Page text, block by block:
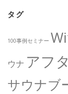
タグ
100事例セミナー
ウナ アフ
サウナブ